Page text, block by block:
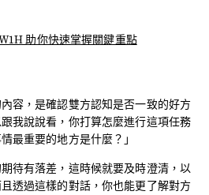
助你快速掌握關鍵重點
容，是確認雙方認知是否一致的好方
我說說看，你打算怎麼進行這項任務
最重要的地方是什麼？」
待有落差，這時候就要及時澄清，以
透過這樣的對話，你也能更了解對方